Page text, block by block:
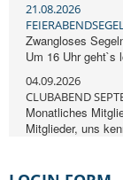
21.08.2026
Zwangloses
Um 16 Uhr geht`s
04.09.2026
CLUBABEND
Monatliches
Mitglieder, uns